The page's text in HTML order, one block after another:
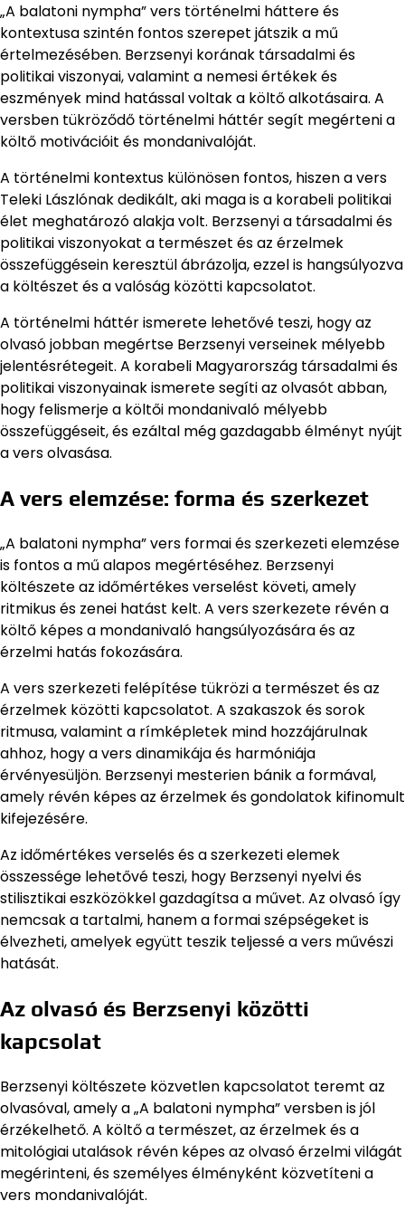
„A balatoni nympha” vers történelmi háttere és
kontextusa szintén fontos szerepet játszik a mű
értelmezésében. Berzsenyi korának társadalmi és
politikai viszonyai, valamint a nemesi értékek és
eszmények mind hatással voltak a költő alkotásaira. A
versben tükröződő történelmi háttér segít megérteni a
költő motivációit és mondanivalóját.
A történelmi kontextus különösen fontos, hiszen a vers
Teleki Lászlónak dedikált, aki maga is a korabeli politikai
élet meghatározó alakja volt. Berzsenyi a társadalmi és
politikai viszonyokat a természet és az érzelmek
összefüggésein keresztül ábrázolja, ezzel is hangsúlyozva
a költészet és a valóság közötti kapcsolatot.
A történelmi háttér ismerete lehetővé teszi, hogy az
olvasó jobban megértse Berzsenyi verseinek mélyebb
jelentésrétegeit. A korabeli Magyarország társadalmi és
politikai viszonyainak ismerete segíti az olvasót abban,
hogy felismerje a költői mondanivaló mélyebb
összefüggéseit, és ezáltal még gazdagabb élményt nyújt
a vers olvasása.
A vers elemzése: forma és szerkezet
„A balatoni nympha” vers formai és szerkezeti elemzése
is fontos a mű alapos megértéséhez. Berzsenyi
költészete az időmértékes verselést követi, amely
ritmikus és zenei hatást kelt. A vers szerkezete révén a
költő képes a mondanivaló hangsúlyozására és az
érzelmi hatás fokozására.
A vers szerkezeti felépítése tükrözi a természet és az
érzelmek közötti kapcsolatot. A szakaszok és sorok
ritmusa, valamint a rímképletek mind hozzájárulnak
ahhoz, hogy a vers dinamikája és harmóniája
érvényesüljön. Berzsenyi mesterien bánik a formával,
amely révén képes az érzelmek és gondolatok kifinomult
kifejezésére.
Az időmértékes verselés és a szerkezeti elemek
összessége lehetővé teszi, hogy Berzsenyi nyelvi és
stilisztikai eszközökkel gazdagítsa a művet. Az olvasó így
nemcsak a tartalmi, hanem a formai szépségeket is
élvezheti, amelyek együtt teszik teljessé a vers művészi
hatását.
Az olvasó és Berzsenyi közötti
kapcsolat
Berzsenyi költészete közvetlen kapcsolatot teremt az
olvasóval, amely a „A balatoni nympha” versben is jól
érzékelhető. A költő a természet, az érzelmek és a
mitológiai utalások révén képes az olvasó érzelmi világát
megérinteni, és személyes élményként közvetíteni a
vers mondanivalóját.